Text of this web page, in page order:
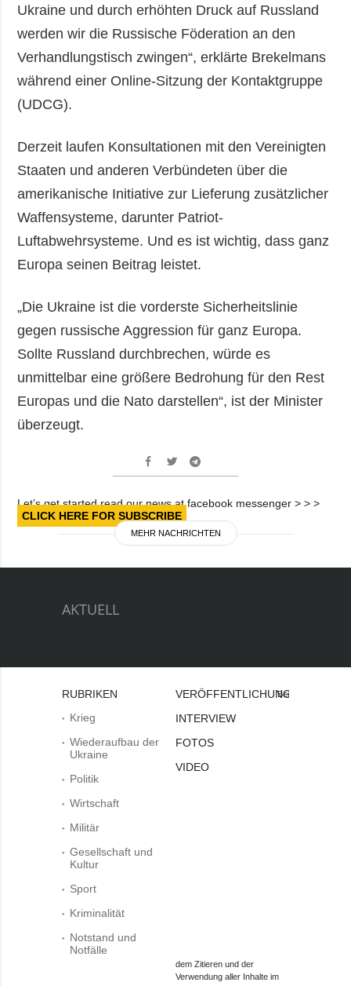
Ukraine und durch erhöhten Druck auf Russland
werden wir die Russische Föderation an den
Verhandlungstisch zwingen“, erklärte Brekelmans
während einer Online-Sitzung der Kontaktgruppe
(UDCG).
Derzeit laufen Konsultationen mit den Vereinigten
Staaten und anderen Verbündeten über die
amerikanische Initiative zur Lieferung zusätzlicher
Waffensysteme, darunter Patriot-
Luftabwehrsysteme. Und es ist wichtig, dass ganz
Europa seinen Beitrag leistet.
„Die Ukraine ist die vorderste Sicherheitslinie
gegen russische Aggression für ganz Europa.
Sollte Russland durchbrechen, würde es
unmittelbar eine größere Bedrohung für den Rest
Europas und die Nato darstellen“, ist der Minister
überzeugt.
Let’s get started read our news at facebook messenger > > >
CLICK HERE FOR SUBSCRIBE
MEHR NACHRICHTEN
AKTUELL
RUBRIKEN
Krieg
Wiederaufbau der
Ukraine
Politik
Wirtschaft
Militär
Gesellschaft und
Kultur
Sport
Kriminalität
Notstand und
Notfälle
VERÖFFENTLICHUNGEN
INTERVIEW
FOTOS
VIDEO
Bei
dem Zitieren und der
Verwendung aller Inhalte im